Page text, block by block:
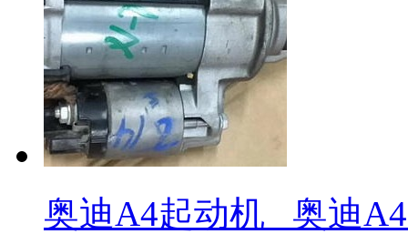
奥迪A4起动机 _奥迪